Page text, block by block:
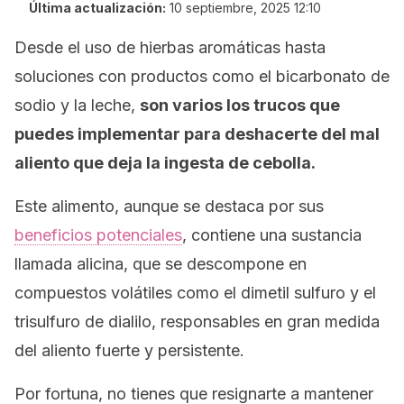
Última actualización: 10 septiembre, 2025 12:10
Desde el uso de hierbas aromáticas hasta
soluciones con productos como el bicarbonato de
sodio y la leche, son varios los trucos que
puedes implementar para deshacerte del mal
aliento que deja la ingesta de cebolla.
Este alimento, aunque se destaca por sus
beneficios potenciales, contiene una sustancia
llamada alicina, que se descompone en
compuestos volátiles como el dimetil sulfuro y el
trisulfuro de dialilo, responsables en gran medida
del aliento fuerte y persistente.
Por fortuna, no tienes que resignarte a mantener